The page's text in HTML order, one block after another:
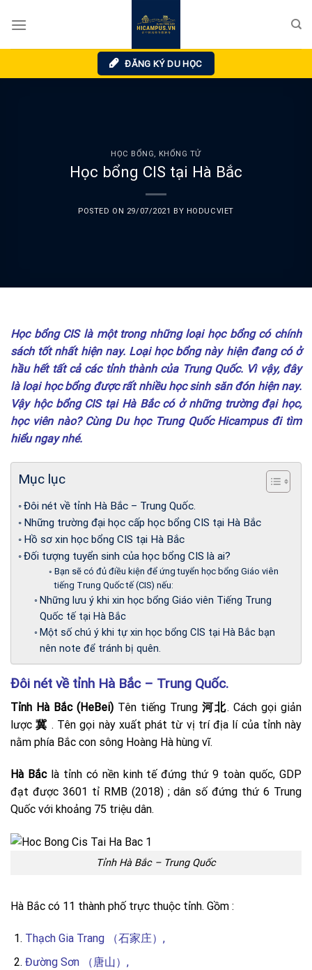
ĐĂNG KÝ DU HỌC
HỌC BỔNG, KHỔNG TỬ
Học bổng CIS tại Hà Bắc
POSTED ON 29/07/2021 BY HODUCVIET
Học bổng CIS là một trong những loại học bổng có chính
sách tốt nhất hiện nay. Loại học bổng này hiện đang có ở
hầu hết tất cả các tỉnh thành của Trung Quốc. Vì vậy, đây
là loại học bổng được rất nhiều học sinh săn đón hiện nay.
Vậy hộc bổng CIS tại Hà Bắc có ở những trường đại học,
học viên nào? Cùng Du học Trung Quốc Hicampus đi tìm
hiểu ngay nhé.
Mục lục
Đôi nét về tỉnh Hà Bắc – Trung Quốc.
Những trường đại học cấp học bổng CIS tại Hà Bắc
Hồ sơ xin học bổng CIS tại Hà Bắc
Đối tượng tuyển sinh của học bổng CIS là ai?
Bạn sẽ có đủ điều kiện để ứng tuyển học bổng Giáo viên
tiếng Trung Quốc tế (CIS) nếu:
Những lưu ý khi xin học bổng Giáo viên Tiếng Trung
Quốc tế tại Hà Bắc
Một số chú ý khi tự xin học bổng CIS tại Hà Bắc bạn
nên note để tránh bị quên.
Đôi nét về tỉnh Hà Bắc – Trung Quốc.
Tỉnh Hà Bắc (HeBei) Tên tiếng Trung 河北. Cách gọi giản
lược冀 . Tên gọi này xuất phát từ vị trí địa lí của tỉnh này
nằm phía Bắc con sông Hoàng Hà hùng vĩ.
Hà Bắclà tỉnh có nền kinh tế đứng thứ 9 toàn quốc, GDP
đạt được 3601 tỉ RMB (2018) ; dân số đứng thứ 6 Trung
Quốc với khoảng 75 triệu dân.
Tỉnh Hà Bắc – Trung Quốc
Hà Bắc có 11 thành phố trực thuộc tỉnh. Gồm :
Thạch Gia Trang （石家庄）,
Đường Sơn （唐山）,